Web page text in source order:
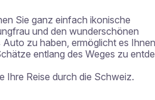
Sie ganz einfach ikonische
und den wunderschönen
zu haben, ermöglicht es
entlang des Weges zu
Ihre Reise durch die Schweiz.